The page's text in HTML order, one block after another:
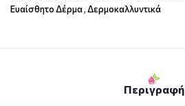
Ευαίσθητο Δέρμα,Δερμοκαλλυντικά
Περιγραφή